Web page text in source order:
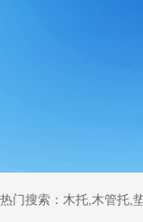
热门搜索：木托,木管托,